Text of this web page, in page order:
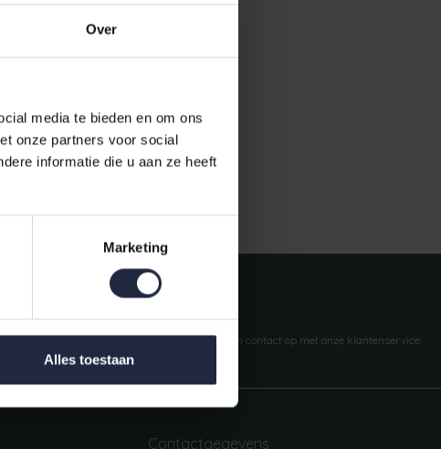
Over
media te bieden en om ons
onze partners voor social
informatie die u aan ze heeft
Marketing
Alles toestaan
Gratis verzending vanaf €50,-
Vragen?
We helpen je graag. Neem contact op met onze klantenservice.
Contactgegevens